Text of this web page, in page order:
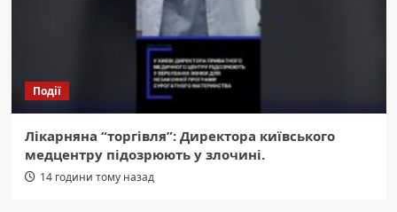
Події
Лікарняна “торгівля”: Директора київського
медцентру підозрюють у злочині.
14 години тому назад